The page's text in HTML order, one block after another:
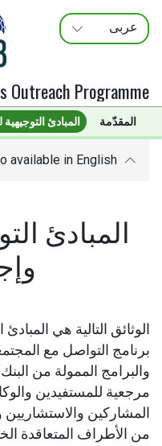
عربى
ENGLISH
FRANÇAIS
Outreach Programme
المقدّمة المبادئ
available in English
المبادئ
الوثائق التالية هي
برنامج التواصل مع
والبرامج الممولة من
مرجعية للمستفيدين
المشاركين
من الأطراف المتعاقدة